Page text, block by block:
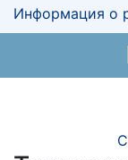
Информация о
Информация о